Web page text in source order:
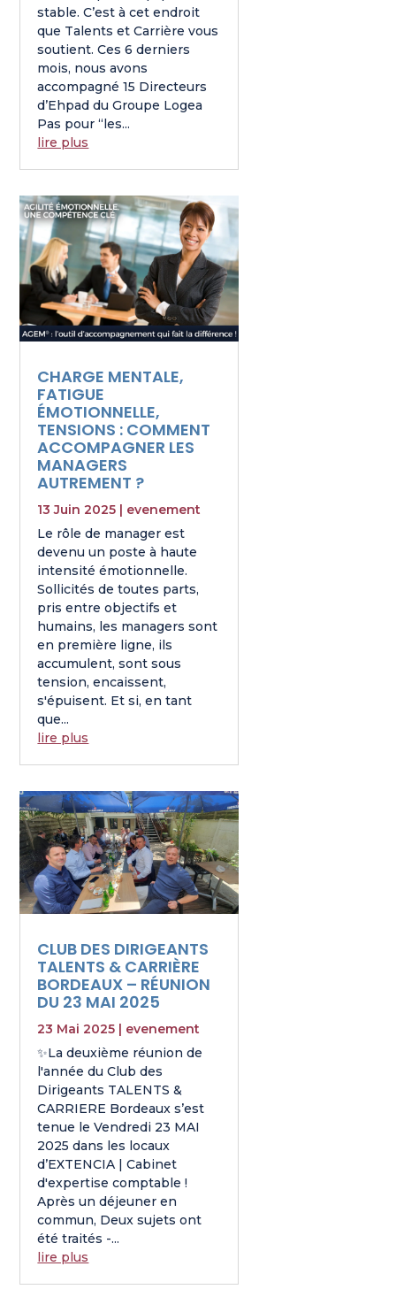
stable. C’est à cet endroit
que Talents et Carrière vous
soutient. Ces 6 derniers
mois, nous avons
accompagné 15 Directeurs
d’Ehpad du Groupe Logea
Pas pour “les...
lire plus
CHARGE MENTALE,
FATIGUE
ÉMOTIONNELLE,
TENSIONS : COMMENT
ACCOMPAGNER LES
MANAGERS
AUTREMENT ?
13 Juin 2025 | evenement
Le rôle de manager est
devenu un poste à haute
intensité émotionnelle.
Sollicités de toutes parts,
pris entre objectifs et
humains, les managers sont
en première ligne, ils
accumulent, sont sous
tension, encaissent,
s'épuisent. Et si, en tant
que...
lire plus
CLUB DES DIRIGEANTS
TALENTS & CARRIÈRE
BORDEAUX – RÉUNION
DU 23 MAI 2025
23 Mai 2025
evenement
✨La deuxième réunion de
l'année du Club des
Dirigeants TALENTS &
CARRIERE Bordeaux s’est
tenue le Vendredi 23 MAI
2025 dans les locaux
d’EXTENCIA | Cabinet
d'expertise comptable !
Après un déjeuner en
commun, Deux sujets ont
été traités -...
lire plus